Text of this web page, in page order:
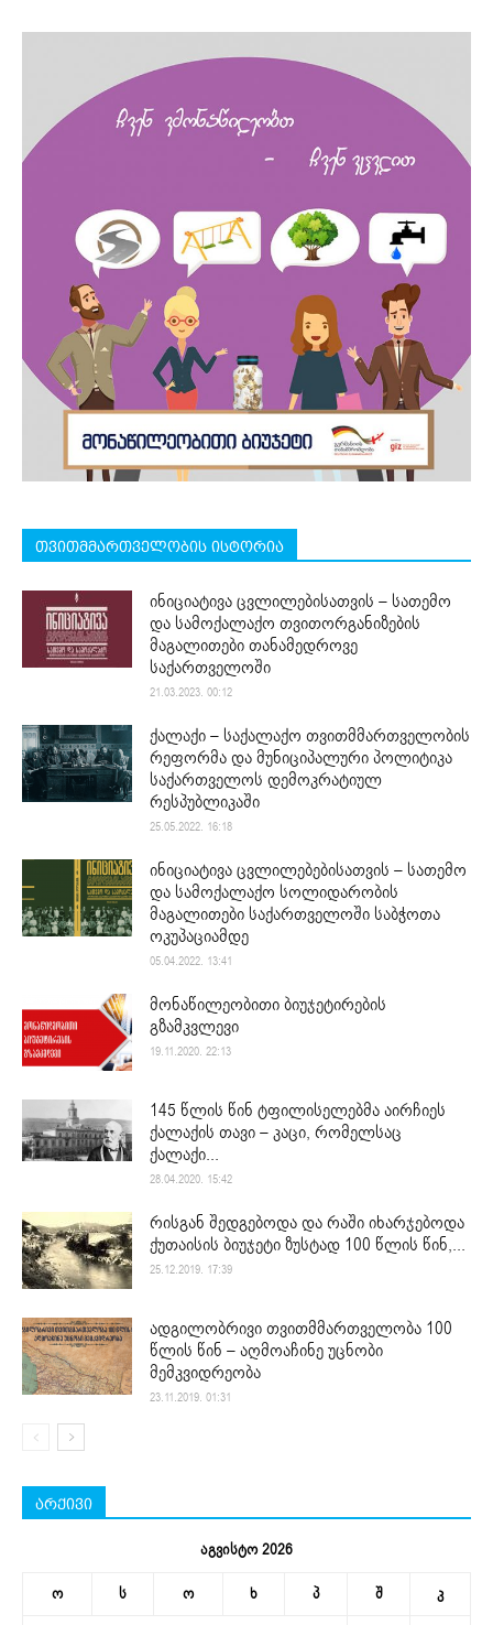
თვითმმართველობის ისტორია
ინიციატივა ცვლილებისათვის – სათემო
და სამოქალაქო თვითორგანიზების
მაგალითები თანამედროვე
საქართველოში
21.03.2023. 00:12
ქალაქი – საქალაქო თვითმმართველობის
რეფორმა და მუნიციპალური პოლიტიკა
საქართველოს დემოკრატიულ
რესპუბლიკაში
25.05.2022. 16:18
ინიციატივა ცვლილებებისათვის – სათემო
და სამოქალაქო სოლიდარობის
მაგალითები საქართველოში საბჭოთა
ოკუპაციამდე
05.04.2022. 13:41
მონაწილეობითი ბიუჯეტირების
გზამკვლევი
19.11.2020. 22:13
145 წლის წინ ტფილისელებმა აირჩიეს
ქალაქის თავი – კაცი, რომელსაც
ქალაქი...
28.04.2020. 15:42
რისგან შედგებოდა და რაში იხარჯებოდა
ქუთაისის ბიუჯეტი ზუსტად 100 წლის წინ,...
25.12.2019. 17:39
ადგილობრივი თვითმმართველობა 100
წლის წინ – აღმოაჩინე უცნობი
მემკვიდრეობა
23.11.2019. 01:31
არქივი
აგვისტო 2026
ო ს ო ხ პ შ კ